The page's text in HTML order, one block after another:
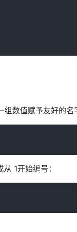
数值赋予友好的名
1开始编号：